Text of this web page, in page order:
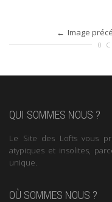
Image
0
QUI SOMMES NOUS ?
Le Site des Lofts vous
atypiques et insolites,
unique.
OÙ SOMMES NOUS ?